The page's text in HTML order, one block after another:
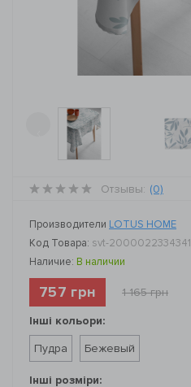
Отзывы: (0)
Производители LOTUS HOME
Код Товара: svt-2000022334341
Наличие: В наличии
757 грн 1 165 грн
Інші кольори:
Пудра
Бежевый
Інші розміри: